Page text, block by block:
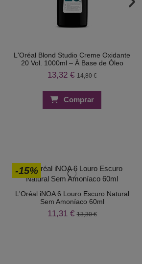
L'Oréal Blond Studio Creme Oxidante
20 Vol. 1000ml – À Base de Óleo
13,32 €14,80 €
Comprar
-15%
L'Oréal iNOA 6 Louro Escuro Natural
Sem Amoníaco 60ml
11,31 €13,30 €